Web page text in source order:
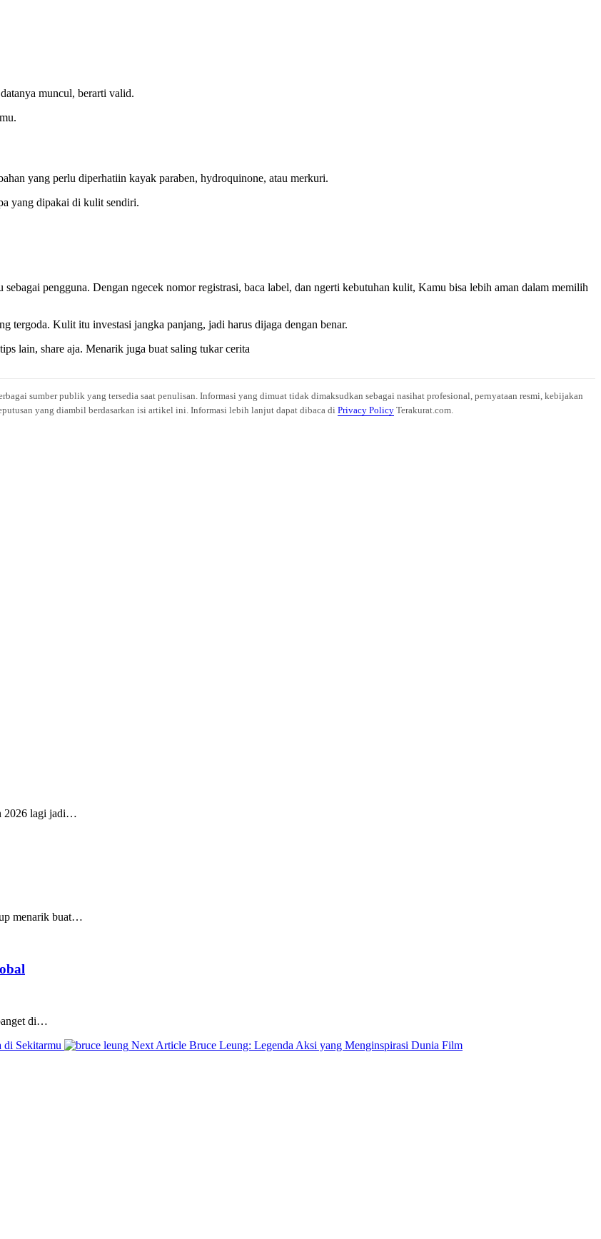
muncul, berarti valid.
yang perlu diperhatiin kayak paraben, hydroquinone, atau merkuri.
yang dipakai di kulit sendiri.
pengguna. Dengan ngecek nomor registrasi, baca label, dan ngerti kebutuhan kulit, Kamu bisa lebih aman dalam memilih
tergoda. Kulit itu investasi jangka panjang, jadi harus dijaga dengan benar.
lain, share aja. Menarik juga buat saling tukar cerita
sumber publik yang tersedia saat penulisan. Informasi yang dimuat tidak dimaksudkan sebagai nasihat profesional, pernyataan resmi, kebijakan
yang diambil berdasarkan isi artikel ini. Informasi lebih lanjut dapat dibaca di Privacy Policy Terakurat.com.
2026 lagi jadi…
menarik buat…
di…
di Sekitarmu Next Article Next
Bruce Leung: Legenda Aksi yang Menginspirasi Dunia Film